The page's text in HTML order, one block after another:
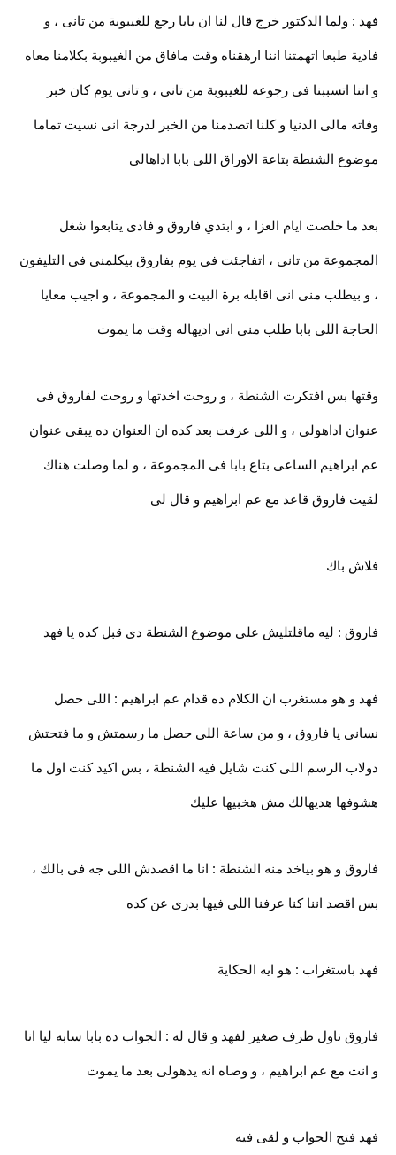
فهد : ولما الدكتور خرج قال لنا ان بابا رجع للغيبوبة من تانى ، و
فادية طبعا اتهمتنا اننا ارهقناه وقت مافاق من الغيبوبة بكلامنا معاه
و اننا اتسببنا فى رجوعه للغيبوبة من تانى ، و تانى يوم كان خبر
وفاته مالى الدنيا و كلنا اتصدمنا من الخبر لدرجة انى نسيت تماما
موضوع الشنطة بتاعة الاوراق اللى بابا اداهالى
بعد ما خلصت ايام العزا ، و ابتدي فاروق و فادى يتابعوا شغل
المجموعة من تانى ، اتفاجئت فى يوم بفاروق بيكلمنى فى التليفون
، و بيطلب منى انى اقابله برة البيت و المجموعة ، و اجيب معايا
الحاجة اللى بابا طلب منى انى اديهاله وقت ما يموت
وقتها بس افتكرت الشنطة ، و روحت اخدتها و روحت لفاروق فى
عنوان اداهولى ، و اللى عرفت بعد كده ان العنوان ده يبقى عنوان
عم ابراهيم الساعى بتاع بابا فى المجموعة ، و لما وصلت هناك
لقيت فاروق قاعد مع عم ابراهيم و قال لى
فلاش باك
فاروق : ليه ماقلتليش على موضوع الشنطة دى قبل كده يا فهد
فهد و هو مستغرب ان الكلام ده قدام عم ابراهيم : اللى حصل
نسانى يا فاروق ، و من ساعة اللى حصل ما رسمتش و ما فتحتش
دولاب الرسم اللى كنت شايل فيه الشنطة ، بس اكيد كنت اول ما
هشوفها هديهالك مش هخبيها عليك
فاروق و هو بياخد منه الشنطة : انا ما اقصدش اللى جه فى بالك ،
بس اقصد اننا كنا عرفنا اللى فيها بدرى عن كده
فهد باستغراب : هو ايه الحكاية
فاروق ناول ظرف صغير لفهد و قال له : الجواب ده بابا سابه ليا انا
و انت مع عم ابراهيم ، و وصاه انه يدهولى بعد ما يموت
فهد فتح الجواب و لقى فيه